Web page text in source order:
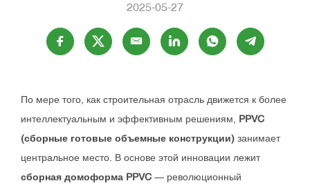
2025-05-27
По мере того, как строительная отрасль движется к более
интеллектуальным и эффективным решениям, PPVC
(сборные готовые объемные конструкции) занимает
центральное место. В основе этой инновации лежит
сборная домоформа PPVC — революционный